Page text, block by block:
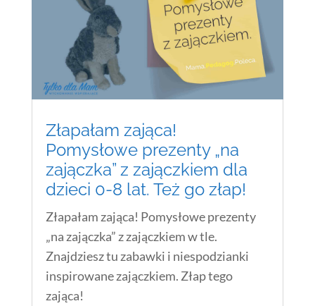
Złapałam zająca!
Pomysłowe prezenty „na
zajączka” z zajączkiem dla
dzieci 0-8 lat. Też go złap!
Złapałam zająca! Pomysłowe prezenty
„na zajączka” z zajączkiem w tle.
Znajdziesz tu zabawki i niespodzianki
inspirowane zajączkiem. Złap tego
zająca!